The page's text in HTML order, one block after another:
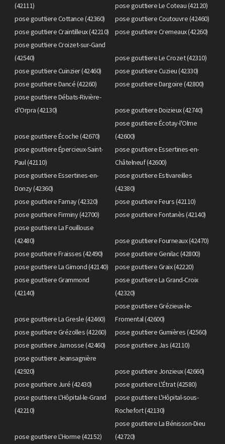
(42111)
pose gouttiere Le Coteau (42120)
pose gouttiere Cottance (42360)
pose gouttiere Coutouvre (42460)
pose gouttiere Craintilleux (42210)
pose gouttiere Cremeaux (42260)
pose gouttiere Croizet-sur-Gand
(42540)
pose gouttiere Le Crozet (42310)
pose gouttiere Cuinzier (42460)
pose gouttiere Cuzieu (42330)
pose gouttiere Dancé (42260)
pose gouttiere Dargoire (42800)
pose gouttiere Débats-Rivière-
d'Orpra (42130)
pose gouttiere Doizieux (42740)
pose gouttiere Écoche (42670)
pose gouttiere Écotay-l'Olme
(42600)
pose gouttiere Épercieux-Saint-
Paul (42110)
pose gouttiere Essertines-en-
Châtelneuf (42600)
pose gouttiere Essertines-en-
Donzy (42360)
pose gouttiere Estivareilles
(42380)
pose gouttiere Farnay (42320)
pose gouttiere Feurs (42110)
pose gouttiere Firminy (42700)
pose gouttiere Fontanès (42140)
pose gouttiere La Fouillouse
(42480)
pose gouttiere Fourneaux (42470)
pose gouttiere Fraisses (42490)
pose gouttiere Genilac (42800)
pose gouttiere La Gimond (42140)
pose gouttiere Graix (42220)
pose gouttiere Grammond
(42140)
pose gouttiere La Grand-Croix
(42320)
pose gouttiere La Gresle (42460)
pose gouttiere Grézieux-le-
Fromental (42600)
pose gouttiere Grézolles (42260)
pose gouttiere Gumières (42560)
pose gouttiere Jarnosse (42460)
pose gouttiere Jas (42110)
pose gouttiere Jeansagnière
(42920)
pose gouttiere Jonzieux (42660)
pose gouttiere Juré (42430)
pose gouttiere L'Étrat (42580)
pose gouttiere L'Hôpital-le-Grand
(42210)
pose gouttiere L'Hôpital-sous-
Rochefort (42130)
pose gouttiere L'Horme (42152)
pose gouttiere La Bénisson-Dieu
(42720)